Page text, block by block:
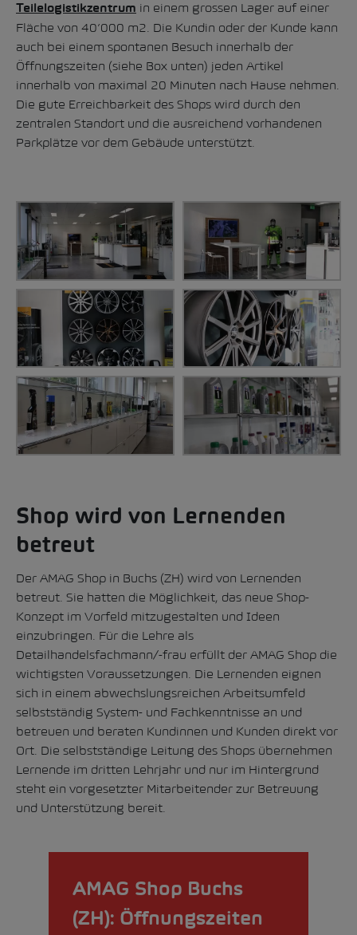
Teilelogistikzentrum in einem grossen Lager auf einer
Fläche von 40’000 m2. Die Kundin oder der Kunde kann
auch bei einem spontanen Besuch innerhalb der
Öffnungszeiten (siehe Box unten) jeden Artikel
innerhalb von maximal 20 Minuten nach Hause nehmen.
Die gute Erreichbarkeit des Shops wird durch den
zentralen Standort und die ausreichend vorhandenen
Parkplätze vor dem Gebäude unterstützt.
Shop wird von Lernenden
betreut
Der AMAG Shop in Buchs (ZH) wird von Lernenden
betreut. Sie hatten die Möglichkeit, das neue Shop-
Konzept im Vorfeld mitzugestalten und Ideen
einzubringen. Für die Lehre als
Detailhandelsfachmann/-frau erfüllt der AMAG Shop die
wichtigsten Voraussetzungen. Die Lernenden eignen
sich in einem abwechslungsreichen Arbeitsumfeld
selbstständig System- und Fachkenntnisse an und
betreuen und beraten Kundinnen und Kunden direkt vor
Ort. Die selbstständige Leitung des Shops übernehmen
Lernende im dritten Lehrjahr und nur im Hintergrund
steht ein vorgesetzter Mitarbeitender zur Betreuung
und Unterstützung bereit.
AMAG Shop Buchs
(ZH): Öffnungszeiten